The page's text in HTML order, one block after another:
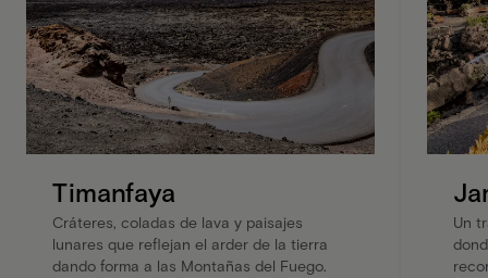
Timanfaya
Cráteres, coladas de lava y paisajes
lunares que reflejan el arder de la tierra
dando forma a las Montañas del Fuego.
Un